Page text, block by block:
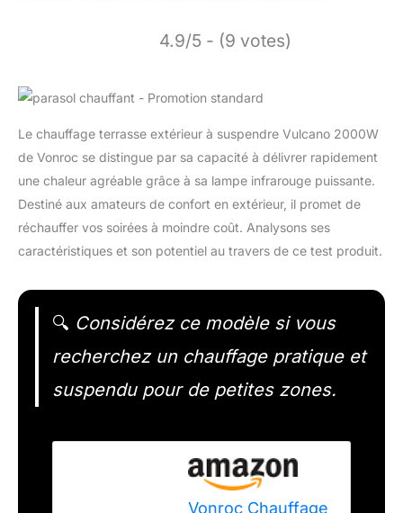
4.9/5 - (9 votes)
Le chauffage terrasse extérieur à suspendre Vulcano 2000W
de Vonroc se distingue par sa capacité à délivrer rapidement
une chaleur agréable grâce à sa lampe infrarouge puissante.
Destiné aux amateurs de confort en extérieur, il promet de
réchauffer vos soirées à moindre coût. Analysons ses
caractéristiques et son potentiel au travers de ce test produit.
🔍 Considérez ce modèle si vous
recherchez un chauffage pratique et
suspendu pour de petites zones.
Vonroc Chauffage